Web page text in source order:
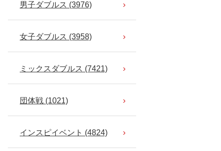
男子ダブルス (3976)
女子ダブルス (3958)
ミックスダブルス (7421)
団体戦 (1021)
インスピイベント (4824)